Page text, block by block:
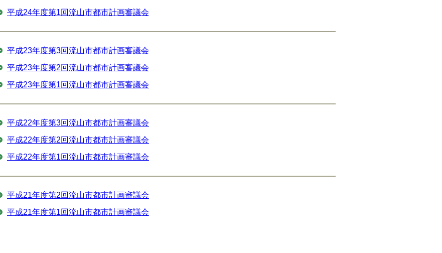
平成24年度第1回流山市都市計画審議会
平成23年度第3回流山市都市計画審議会
平成23年度第2回流山市都市計画審議会
平成23年度第1回流山市都市計画審議会
平成22年度第3回流山市都市計画審議会
平成22年度第2回流山市都市計画審議会
平成22年度第1回流山市都市計画審議会
平成21年度第2回流山市都市計画審議会
平成21年度第1回流山市都市計画審議会